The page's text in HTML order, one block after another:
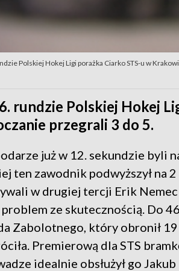
Polskiej Hokej Ligi porażka Ciarko STS-u w
rundzie Polskiej Hokej
przegrali 3 do 5.
już w 12. sekundzie byli
ten zawodnik podwyższył na
w drugiej tercji Erik
ze skutecznością. Do
Zabolotnego, który obronił 19
Premierową dla STS
idealnie obsłużył go